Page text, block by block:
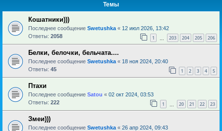
Темы
Кошатники)))
Последнее сообщение Swetushka « 12 июл 2026, 13:42
Ответы: 2058 1 203 204 205 206
Белки, белочки, бельчата....
Последнее сообщение Swetushka « 18 ноя 2024, 20:40
Ответы: 45 1 2 3 4 5
Птахи
Последнее сообщение Satou « 02 окт 2024, 03:53
Ответы: 222 1 20 21 22 23
Змеи)))
Последнее сообщение Swetushka « 26 апр 2024, 09:43